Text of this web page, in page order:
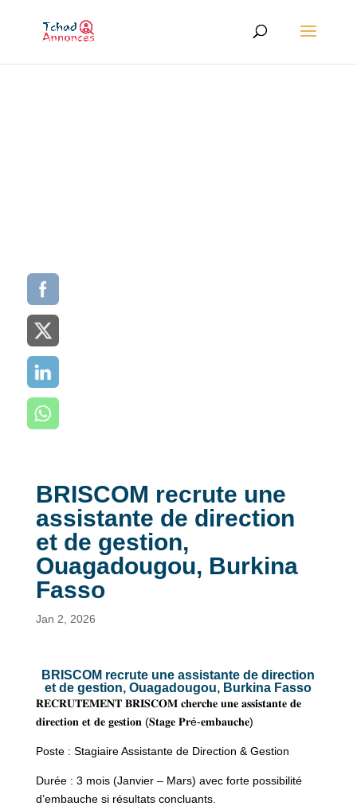
BRISCOM recrute une
assistante de direction
et de gestion,
Ouagadougou, Burkina
Fasso
Jan 2, 2026
BRISCOM recrute une assistante de direction
et de gestion, Ouagadougou, Burkina Fasso
𝐑𝐄𝐂𝐑𝐔𝐓𝐄𝐌𝐄𝐍𝐓 𝐁𝐑𝐈𝐒𝐂𝐎𝐌 𝐜𝐡𝐞𝐫𝐜𝐡𝐞 𝐮𝐧𝐞 𝐚𝐬𝐬𝐢𝐬𝐭𝐚𝐧𝐭𝐞 𝐝𝐞
𝐝𝐢𝐫𝐞𝐜𝐭𝐢𝐨𝐧 𝐞𝐭 𝐝𝐞 𝐠𝐞𝐬𝐭𝐢𝐨𝐧 (𝐒𝐭𝐚𝐠𝐞 𝐏𝐫é-𝐞𝐦𝐛𝐚𝐮𝐜𝐡𝐞)
Poste : Stagiaire Assistante de Direction & Gestion
Durée : 3 mois (Janvier – Mars) avec forte possibilité
d’embauche si résultats concluants.